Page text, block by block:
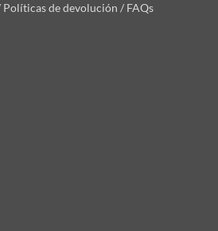
de devolución / FAQs